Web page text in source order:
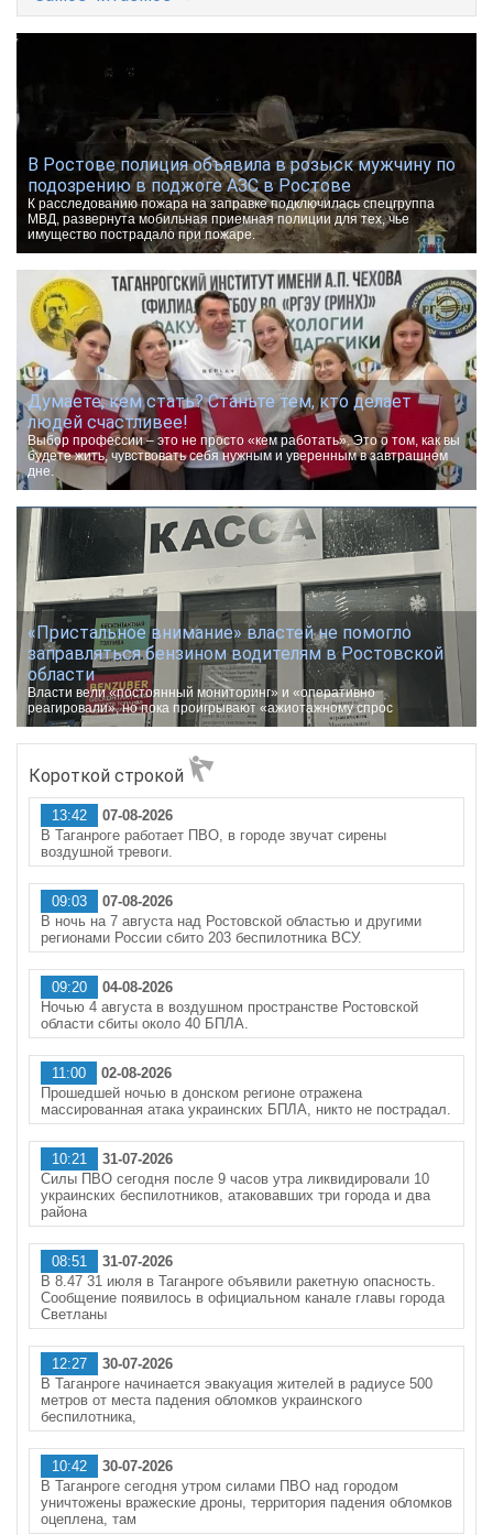
В Ростове полиция объявила в розыск мужчину по
подозрению в поджоге АЗС в Ростове
К расследованию пожара на заправке подключилась спецгруппа
МВД, развернута мобильная приемная полиции для тех, чье
имущество пострадало при пожаре.
Думаете, кем стать? Станьте тем, кто делает
людей счастливее!
Выбор профессии – это не просто «кем работать». Это о том, как вы
будете жить, чувствовать себя нужным и уверенным в завтрашнем
дне.
«Пристальное внимание» властей не помогло
заправляться бензином водителям в Ростовской
области
Власти вели «постоянный мониторинг» и «оперативно
реагировали», но пока проигрывают «ажиотажному спрос
Короткой строкой
13:42
07-08-2026
В Таганроге работает ПВО, в городе звучат сирены
воздушной тревоги.
09:03
07-08-2026
В ночь на 7 августа над Ростовской областью и другими
регионами России сбито 203 беспилотника ВСУ.
09:20
04-08-2026
Ночью 4 августа в воздушном пространстве Ростовской
области сбиты около 40 БПЛА.
11:00
02-08-2026
Прошедшей ночью в донском регионе отражена
массированная атака украинских БПЛА, никто не пострадал.
10:21
31-07-2026
Силы ПВО сегодня после 9 часов утра ликвидировали 10
украинских беспилотников, атаковавших три города и два
района
08:51
31-07-2026
В 8.47 31 июля в Таганроге объявили ракетную опасность.
Сообщение появилось в официальном канале главы города
Светланы
12:27
30-07-2026
В Таганроге начинается эвакуация жителей в радиусе 500
метров от места падения обломков украинского
беспилотника,
10:42
30-07-2026
В Таганроге сегодня утром силами ПВО над городом
уничтожены вражеские дроны, территория падения обломков
оцеплена, там